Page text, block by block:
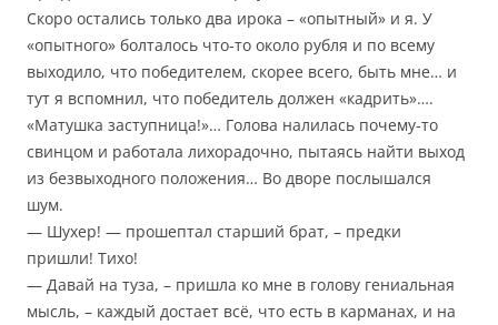
Скоро остались только два ирока – «опытный» и я. У
«опытного» болталось что-то около рубля и по всему
выходило, что победителем, скорее всего, быть мне… и
тут я вспомнил, что победитель должен «кадрить»….
«Матушка заступница!»… Голова налилась почему-то
свинцом и работала лихорадочно, пытаясь найти выход
из безвыходного положения… Во дворе послышался
шум.
— Шухер! — прошептал старший брат, – предки
пришли! Тихо!
— Давай на туза, – пришла ко мне в голову гениальная
мысль, – каждый достает всё, что есть в карманах, и на